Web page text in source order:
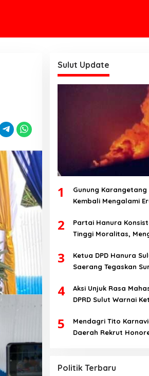
Sulut Update
1
Gunung
Kembali Mengalami
2
Partai Hanura
Tinggi Moralitas,
Keadilan Sosial
3
Ketua DPD Hanura
Saerang Tegaskan
Bendahara Periode
4
Aksi Unjuk Rasa
DPRD Sulut Warnai
Hanya Ada Satu
5
Mendagri Tito
Daerah Rekrut
Politik Terbaru
Di Berita, Politik, Sulut